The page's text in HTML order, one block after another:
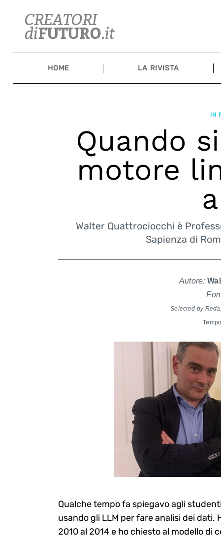
content
HOME LA RIVISTA
IN
Quando
motore
Walter Quattrociocchi è
Sapienza di
Autore:
Selected by
Qualche tempo fa spiegavo agli
usando gli LLM per fare analisi dei dati.
2010 al 2014 e ho chiesto al modello